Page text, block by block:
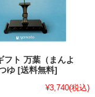
フト 万葉（まんよ
ゆ [送料無料]
¥3,740(税込)